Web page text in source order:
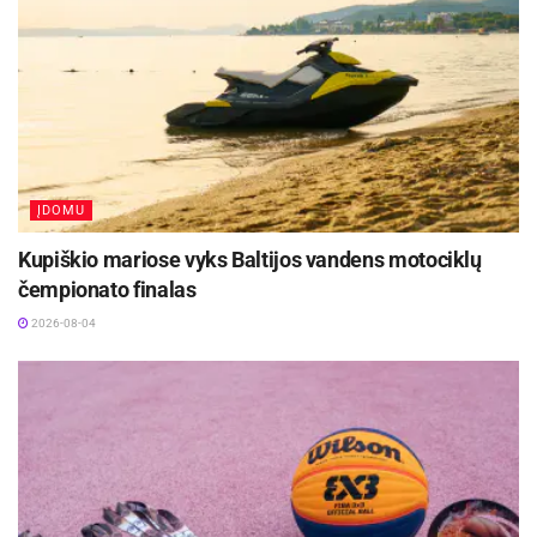
ĮDOMU
Kupiškio mariose vyks Baltijos vandens motociklų
čempionato finalas
2026-08-04